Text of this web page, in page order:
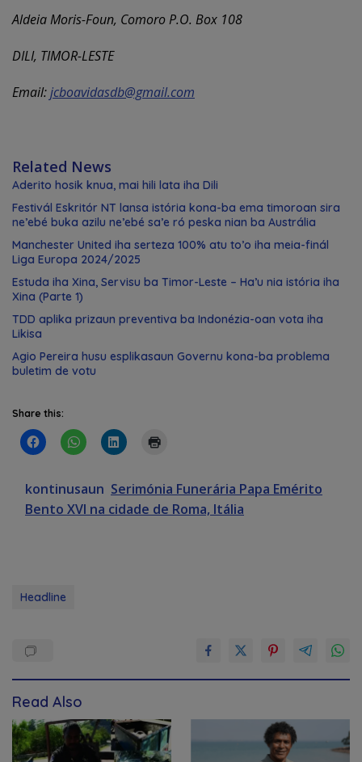
Aldeia Moris-Foun, Comoro P.O. Box 108
DILI, TIMOR-LESTE
Email:jcboavidasdb@gmail.com
Related News
Aderito hosik knua, mai hili lata iha Dili
Festivál Eskritór NT lansa istória kona-ba ema timoroan sira
ne’ebé buka azilu ne’ebé sa’e ró peska nian ba Austrália
Manchester United iha serteza 100% atu to’o iha meia-finál
Liga Europa 2024/2025
Estuda iha Xina, Servisu ba Timor-Leste – Ha’u nia istória iha
Xina (Parte 1)
TDD aplika prizaun preventiva ba Indonézia-oan vota iha
Likisa
Agio Pereira husu esplikasaun Governu kona-ba problema
buletim de votu
Share this:
kontinusaun Serimónia Funerária Papa Emérito
Bento XVI na cidade de Roma, Itália
Headline
Read Also